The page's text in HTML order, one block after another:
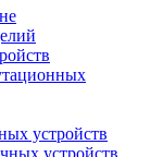
устройств
устройств